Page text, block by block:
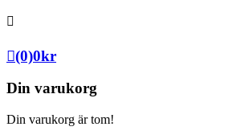
(0)0kr
Din varukorg
Din varukorg är tom!